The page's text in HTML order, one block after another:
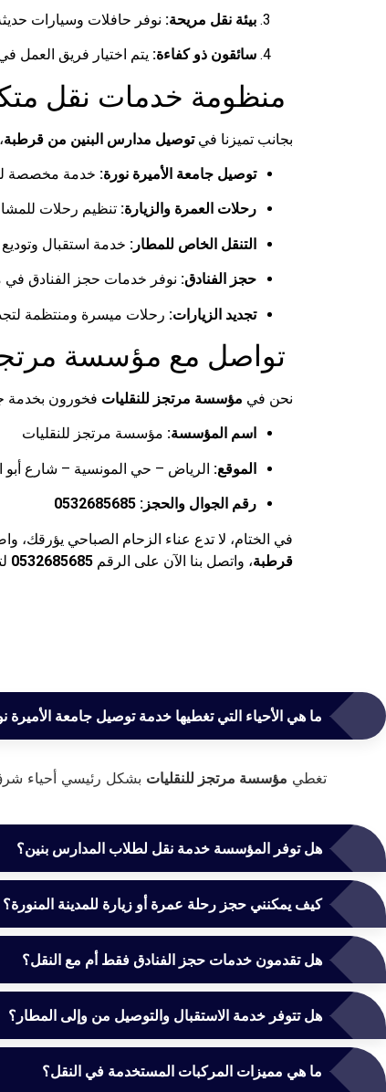
بيئة نقل مريحة: نوفر حافلات وسيارات
سائقون ذو كفاءة: يتم اختيار فريق العمل
منظومة خدمات نقل
بجانب تميزنا فيتوصيل مدارس البنين من قرطبة
توصيل جامعة الأميرة نورة: خدمة مخصصة
رحلات العمرة والزيارة: تنظيم رحلات
التنقل الخاص للمطار: خدمة استقبال وتوديع VIP من وإلى مطار الملك خالد الدولي عبر
حجز الفنادق: نوفر خدمات حجز الفنادق في
تجديد الزيارات: رحلات ميسرة ومنتظمة
تواصل مع مؤسسة مرتجز
نحن في مؤسسة مرتجز للنقليات فخورون بخدمة
اسم المؤسسة: مؤسسة مرتجز للنقليات
الموقع: الرياض – حي المونسية – شارع أبو
رقم الجوال والحجز: 0532685685
في الختام، لا تدع عناء الزحام الصباحي يؤرقك،
قرطبة، واتصل بنا الآن على الرقم 0532685685
ما هي الأحياء التي تغطيها خدمة توصيل جامعة الأميرة
تغطي مؤسسة مرتجز للنقليات بشكل رئيسي أحياء
هل توفر المؤسسة خدمة نقل لطلاب المدارس بنين؟
كيف يمكنني حجز رحلة عمرة أو زيارة للمدينة المنورة؟
هل تقدمون خدمات حجز الفنادق فقط أم مع النقل؟
هل تتوفر خدمة الاستقبال والتوصيل من وإلى المطار؟
ما هي مميزات المركبات المستخدمة في النقل؟